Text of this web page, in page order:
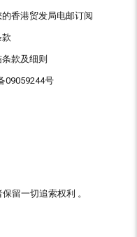
香港贸发局电邮订阅
款及细则
09059244号
留一切追索权利 。